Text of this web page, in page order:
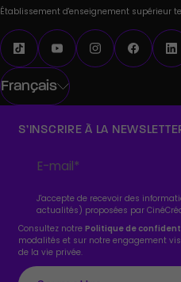
Établissement d'enseignement supérieur
Français
S’INSCRIRE À LA
J'accepte de recevoir des
actualités) proposées par
Consultez notrePolitique de
modalités et sur notre engagement
de la vie privée.